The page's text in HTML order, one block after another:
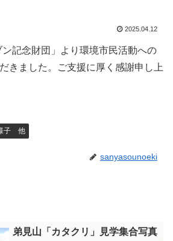
2025.04.12
記念財団」より環境市民活動への
きました。ご支援に厚く感謝申し上
子 他
sanyasounoeki
弟見山「カタクリ」見学集合写真